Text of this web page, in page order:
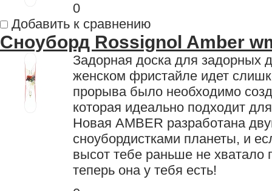
0
Добавить к сравнению
Сноуборд Rossignol Amber
Задорная доска для задорных
женском фристайле идет
прорыва было необходимо
которая идеально подходит
Новая AMBER разработана
сноубордистками планеты, и
высот тебе раньше не хватало
теперь она у тебя есть!